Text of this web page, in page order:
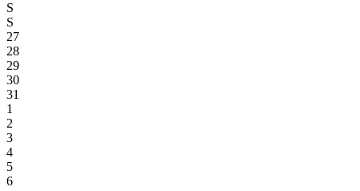
S
S
27
28
29
30
31
1
2
3
4
5
6